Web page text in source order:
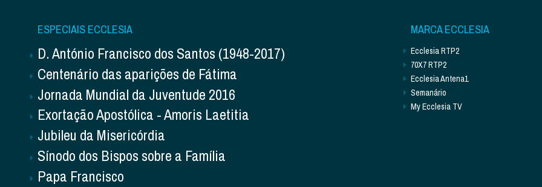
ESPECIAIS ECCLESIA
D. António Francisco dos Santos (1948-2017)
Centenário das aparições de Fátima
Jornada Mundial da Juventude 2016
Exortação Apostólica - Amoris Laetitia
Jubileu da Misericórdia
Sínodo dos Bispos sobre a Família
Papa Francisco
MARCA ECCLESIA
Ecclesia RTP2
70X7 RTP2
Ecclesia Antena1
Semanário
My Ecclesia TV